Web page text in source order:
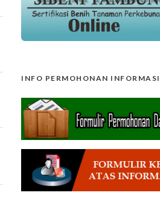
INFO PERMOHONAN INFORMASI